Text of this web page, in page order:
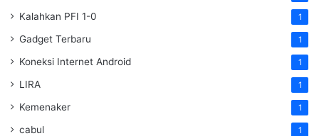
Kalahkan PFI 1-0 1
Gadget Terbaru 1
Koneksi Internet Android 1
LIRA 1
Kemenaker 1
cabul 1